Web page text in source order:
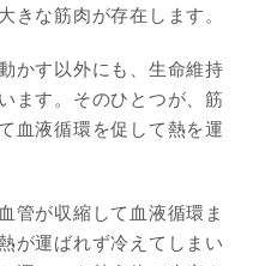
きな筋肉が存在します。
かす以外にも、生命維持
ます。そのひとつが、筋
血液循環を促して熱を運
管が収縮して血液循環ま
が運ばれず冷えてしまい